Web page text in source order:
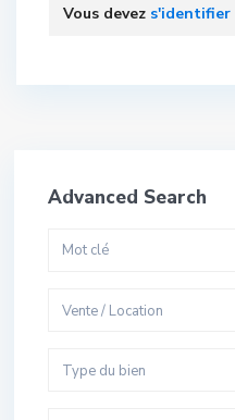
Vous devez s'identifier
Advanced Search
Vente / Location
Type du bien